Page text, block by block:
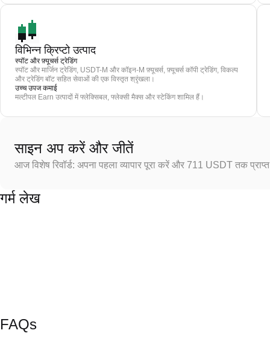
विभिन्न क्रिप्टो उत्पाद
स्पॉट और फ़्यूचर्स ट्रेडिंग
स्पॉट और मार्जिन ट्रेडिंग, USDT-M और कॉइन-M फ़्यूचर्स, फ़्यूचर्स कॉपी ट्रेडिंग, विकल्प
और ट्रेडिंग बॉट सहित सेवाओं की एक विस्तृत श्रृंखला।
उच्च उपज कमाई
मल्टीपल Earn उत्पादों में फ्लेक्सिबल, फ्लेक्सी मैक्स और स्टेकिंग शामिल हैं।
साइन अप करें और जीतें
आज विशेष रिवॉर्ड: अपना पहला व्यापार पूरा करें और 711 USDT तक
गर्म लेख
FAQs